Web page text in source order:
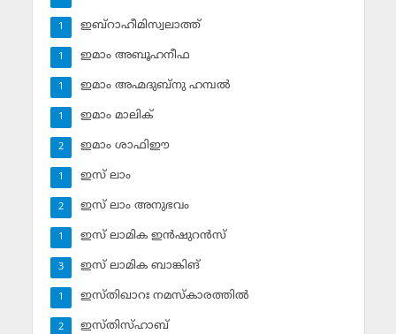
ഇബ്‌റാഹീമിസ്വലാത്ത്
1
ഇമാം അബൂഹനീഫ
1
ഇമാം അഹ്മദുബ്‌നു ഹമ്പല്‍
1
ഇമാം മാലിക്
1
ഇമാം ശാഫിഈ
2
ഇസ് ലാം
1
ഇസ് ലാം അനുഭവം
2
ഇസ് ലാമിക ഇന്‍ഷുറന്‍സ്‌
1
ഇസ് ലാമിക ബാങ്കിങ്‌
3
ഇസ്തിഖാറഃ നമസ്‌കാരത്തില്‍
1
ഇസ്തിസ്ഹാബ്
2